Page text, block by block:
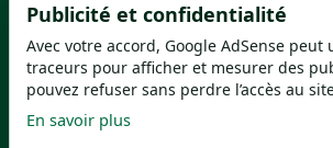
Banque de France·ACPR
ABE Info Service·FGDR
Service-Public.fr·
Publicité et confidentialité
Avec votre accord, Google AdSense peut
traceurs pour afficher et mesurer des
pouvez refuser sans perdre l’accès au
En savoir plus